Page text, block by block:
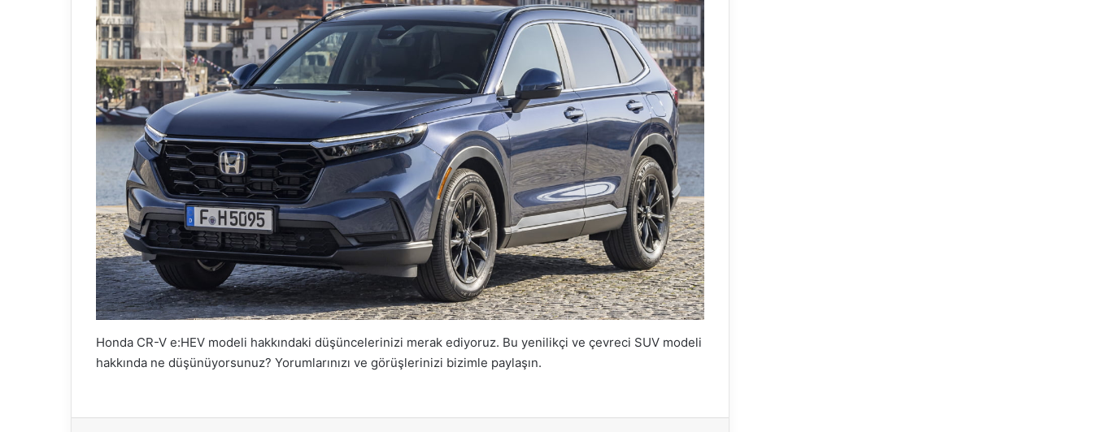
Honda CR-V e:HEV modeli hakkındaki düşüncelerinizi merak ediyoruz. Bu yenilikçi ve çevreci SUV modeli
hakkında ne düşünüyorsunuz? Yorumlarınızı ve görüşlerinizi bizimle paylaşın.